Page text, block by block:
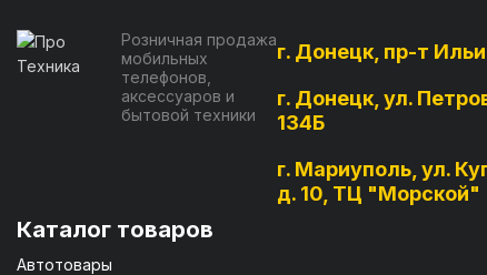
Розничная продажа
мобильных
телефонов,
аксессуаров и
бытовой техники
г. Донецк, пр-т
г. Донецк, ул.
134Б
г. Мариуполь, ул.
д. 10, ТЦ "Морской"
Каталог товаров
Автотовары